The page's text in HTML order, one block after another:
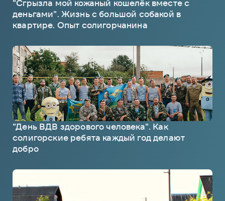
"Сгрызла мой кожаный кошелёк вместе с
деньгами". Жизнь с большой собакой в
квартире. Опыт солигорчанина
"День ВДВ здорового человека". Как
солигорские ребята каждый год делают
добро